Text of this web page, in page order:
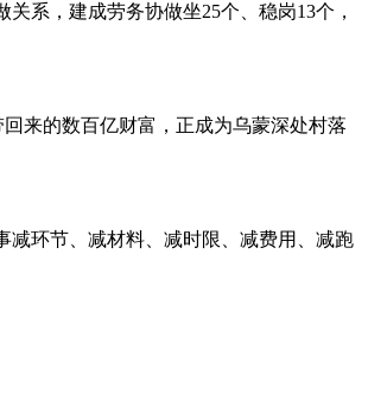
系，建成劳务协做坐25个、稳岗13个，
来的数百亿财富，正成为乌蒙深处村落
环节、减材料、减时限、减费用、减跑